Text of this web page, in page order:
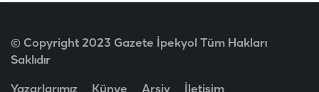
© Copyright 2023 Gazete İpekyol Tüm Hakları
Saklıdır
Yazarlarımız Künye Arşiv İletişim